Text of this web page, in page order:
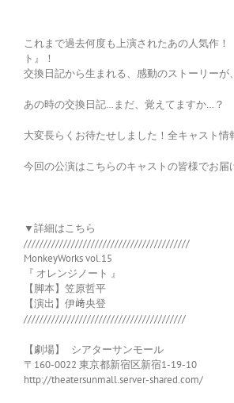
これまで過去何度も上演されたあの人気作！
ト』！
交換日記から生まれる、感動のストーリーが
あの時の交換日記…まだ、覚えてますか…？
大変長らくお待たせしました！全キャスト情
今回の公演はこちらのキャストの皆様でお届
▼詳細はこちら
//////////////////////////////////////////
MonkeyWorks vol.15
『 オレンジノート 』
【脚本】笠原哲平
【演出】伊﨑央登
/////////////////////////////////////////
【劇場】 シアターサンモール
〒160-0022 東京都新宿区新宿1-19-10
http://theatersunmall.server-shared.com/